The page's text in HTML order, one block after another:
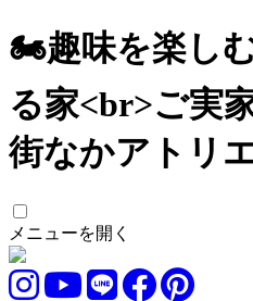
🏍️趣味を楽し
る家<br>ご実
街なかアトリ
メニューを開く